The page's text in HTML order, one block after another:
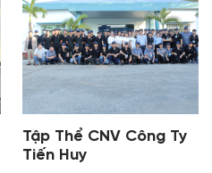
Tập Thể CNV Công Ty
Tiến Huy